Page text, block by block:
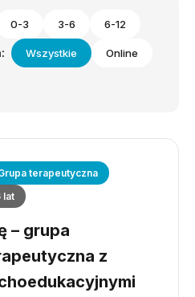
0-3 3-6 6-12
Wszystkie Online
terapeutyczna
lat
– grupa
z